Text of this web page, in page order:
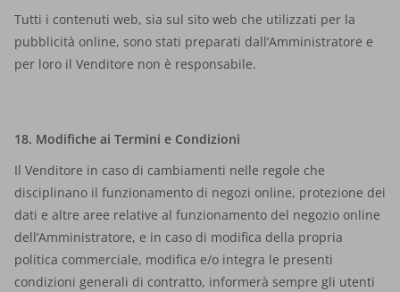
Tutti i contenuti web, sia sul sito web che utilizzati per la
pubblicità online, sono stati preparati dall’Amministratore e
per loro il Venditore non è responsabile.
18. Modifiche ai Termini e Condizioni
Il Venditore in caso di cambiamenti nelle regole che
disciplinano il funzionamento di negozi online, protezione dei
dati e altre aree relative al funzionamento del negozio online
dell’Amministratore, e in caso di modifica della propria
politica commerciale, modifica e/o integra le presenti
condizioni generali di contratto, informerà sempre gli utenti